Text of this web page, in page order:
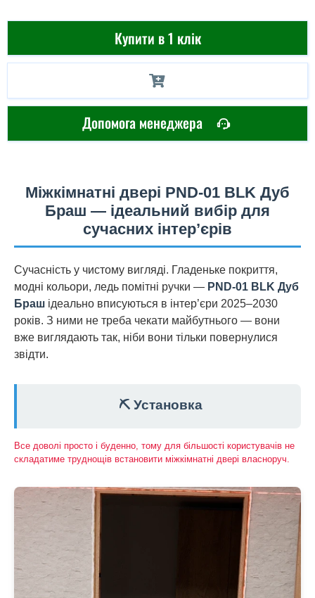
Купити в 1 клік
Допомога менеджера
Міжкімнатні двері PND-01 BLK Дуб
Браш — ідеальний вибір для
сучасних інтер’єрів
Сучасність у чистому вигляді. Гладеньке покриття,
модні кольори, ледь помітні ручки — PND-01 BLK Дуб
Браш ідеально вписуються в інтер’єри 2025–2030
років. З ними не треба чекати майбутнього — вони
вже виглядають так, ніби вони тільки повернулися
звідти.
⛏️ Установка
Все доволі просто і буденно, тому для більшості користувачів не
складатиме труднощів встановити міжкімнатні двері власноруч.